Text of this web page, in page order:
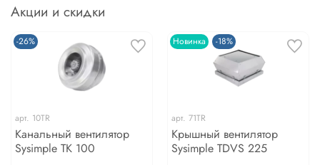
Акции и скидки
-26%
арт. 10TR
Канальный вентилятор
Sysimple TK 100
Новинка -18%
арт. 71TR
Крышный вентилятор
Sysimple TDVS 225